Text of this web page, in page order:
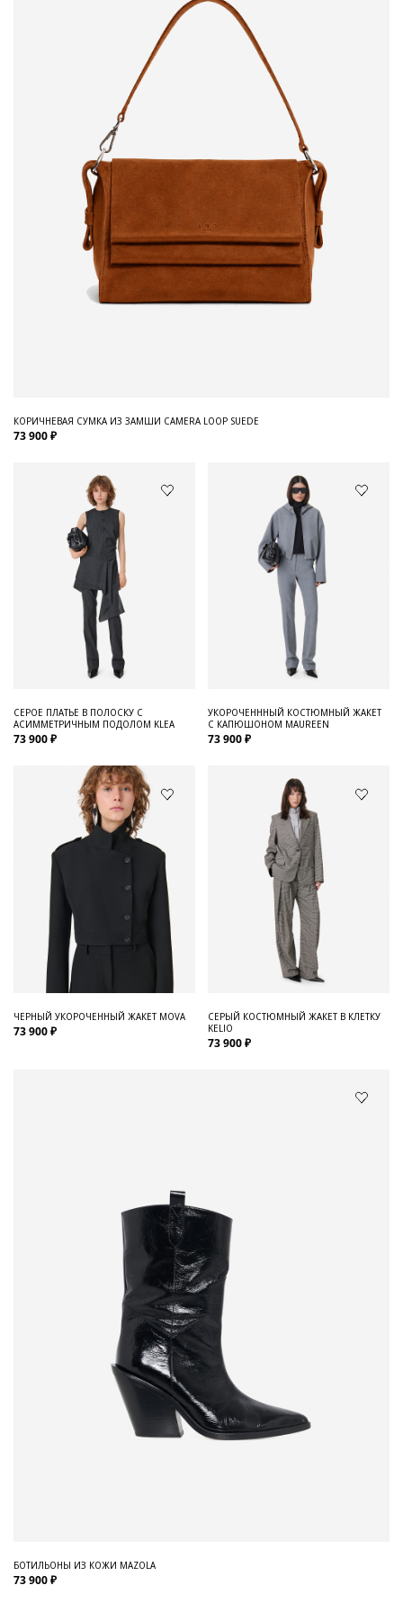
КОРИЧНЕВАЯ СУМКА ИЗ ЗАМШИ CAMERA LOOP SUEDE
73 900 ₽
СЕРОЕ ПЛАТЬЕ В ПОЛОСКУ С
АСИММЕТРИЧНЫМ ПОДОЛОМ KLEA
73 900 ₽
УКОРОЧЕНННЫЙ КОСТЮМНЫЙ ЖАКЕТ
С КАПЮШОНОМ MAUREEN
73 900 ₽
ЧЕРНЫЙ УКОРОЧЕННЫЙ ЖАКЕТ MOVA
73 900 ₽
СЕРЫЙ КОСТЮМНЫЙ ЖАКЕТ В КЛЕТКУ
KELIO
73 900 ₽
БОТИЛЬОНЫ ИЗ КОЖИ MAZOLA
73 900 ₽